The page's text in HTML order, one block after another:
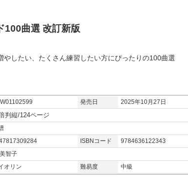
100曲選 改訂新版
やしたい、たくさん練習したい方にぴったりの100曲選
発売日
2025年10月27日
判縦/124ページ
ISBNコード
9784636122343
智子
オリン 難易度 中級